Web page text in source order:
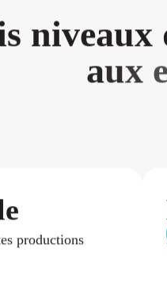
s niveaux
aux
productions